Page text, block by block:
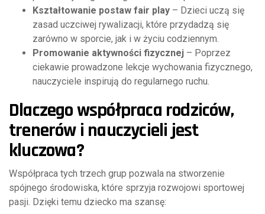
Kształtowanie postaw fair play – Dzieci uczą się
zasad uczciwej rywalizacji, które przydadzą się
zarówno w sporcie, jak i w życiu codziennym.
Promowanie aktywności fizycznej – Poprzez
ciekawie prowadzone lekcje wychowania fizycznego,
nauczyciele inspirują do regularnego ruchu.
Dlaczego współpraca rodziców,
trenerów i nauczycieli jest
kluczowa?
Współpraca tych trzech grup pozwala na stworzenie
spójnego środowiska, które sprzyja rozwojowi sportowej
pasji. Dzięki temu dziecko ma szansę: